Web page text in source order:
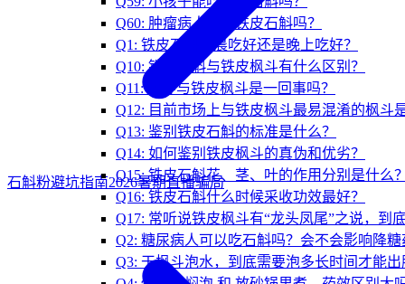
Q60: 肿瘤病人能吃铁皮石斛吗？
Q1: 铁皮石斛早晨吃好还是晚上吃好？
Q10: 铁皮石斛与铁皮枫斗有什么区别？
Q11: 枫斗与铁皮枫斗是一回事吗？
Q12: 目前市场上与铁皮枫斗最易混淆的枫斗
Q13: 鉴别铁皮石斛的标准是什么？
Q14: 如何鉴别铁皮枫斗的真伪和优劣？
Q15: 铁皮石斛花、茎、叶的作用分别是什么
Q16: 铁皮石斛什么时候采收功效最好？
Q17: 常听说铁皮枫斗有“龙头凤尾”之说，到
Q2: 糖尿病人可以吃石斛吗？会不会影响降糖
Q3: 干枫斗泡水，到底需要泡多长时间才能出
石斛粉避坑指南2026暑期直播骗局